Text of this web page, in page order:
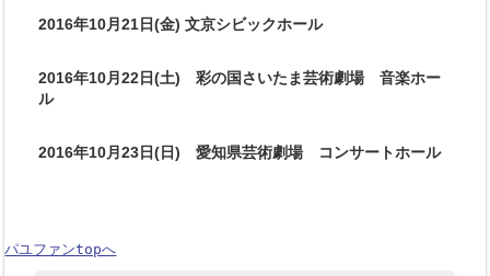
2016年10月21日(金) 文京シビックホール
2016年10月22日(土) 彩の国さいたま芸術劇場 音楽ホー
ル
2016年10月23日(日) 愛知県芸術劇場 コンサートホール
パユファンtopへ